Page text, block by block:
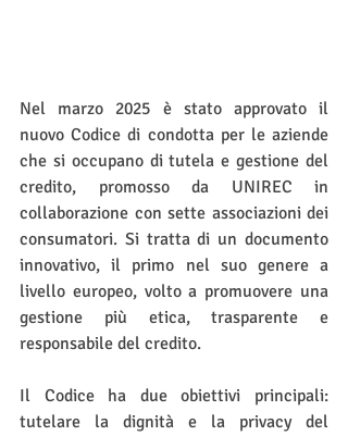
Nel marzo 2025 è stato approvato il
nuovo Codice di condotta per le aziende
che si occupano di tutela e gestione del
credito, promosso da UNIREC in
collaborazione con sette associazioni dei
consumatori. Si tratta di un documento
innovativo, il primo nel suo genere a
livello europeo, volto a promuovere una
gestione più etica, trasparente e
responsabile del credito.
Il Codice ha due obiettivi principali:
tutelare la dignità e la privacy del